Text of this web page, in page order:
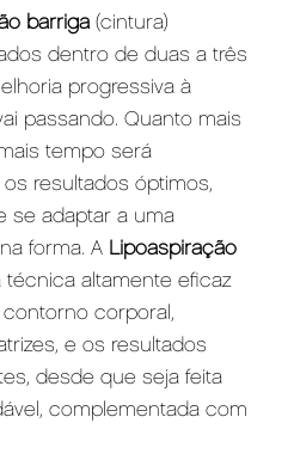
barriga (cintura)
dentro de duas a três
progressiva à
passando. Quanto mais
tempo será
resultados óptimos,
se adaptar a uma
forma. A Lipoaspiração
técnica altamente eficaz
corporal,
e os resultados
desde que seja feita
complementada com